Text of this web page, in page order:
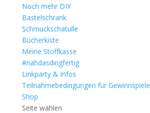
Noch mehr DIY
Bastelschrank
Schmuckschatulle
Bücherkiste
Meine Stoffkasse
#nähdasdingfertig
Linkparty & Infos
Teilnahmebedingungen für Gewinnspiele
Shop
Seite wählen